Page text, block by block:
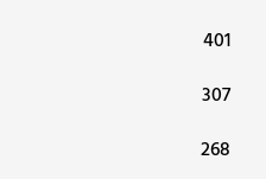
401
307
268